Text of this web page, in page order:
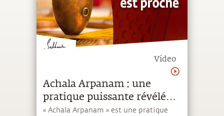
Video
Achala Arpanam : une
pratique puissante révélée
par Sadhguru pour recevoir
« Achala Arpanam » est une pratique